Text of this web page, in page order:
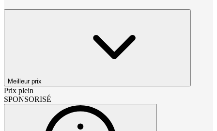
Meilleur prix
Prix plein
SPONSORISÉ